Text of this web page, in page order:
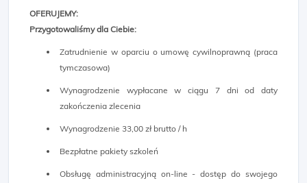
OFERUJEMY:
Przygotowaliśmy dla Ciebie:
Zatrudnienie w oparciu o umowę cywilnoprawną (praca
tymczasowa)
Wynagrodzenie wypłacane w ciągu 7 dni od daty
zakończenia zlecenia
Wynagrodzenie 33,00 zł brutto / h
Bezpłatne pakiety szkoleń
Obsługę administracyjną on-line - dostęp do swojego